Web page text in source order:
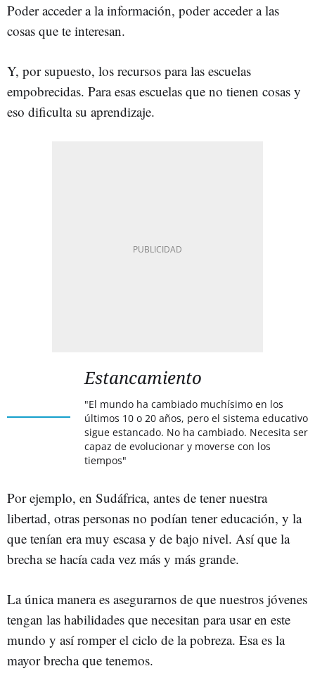
Poder acceder a la información, poder acceder a las
cosas que te interesan.
Y, por supuesto, los recursos para las escuelas
empobrecidas. Para esas escuelas que no tienen cosas y
eso dificulta su aprendizaje.
Estancamiento
"El mundo ha cambiado muchísimo en los
últimos 10 o 20 años, pero el sistema educativo
sigue estancado. No ha cambiado. Necesita ser
capaz de evolucionar y moverse con los
tiempos"
Por ejemplo, en Sudáfrica, antes de tener nuestra
libertad, otras personas no podían tener educación, y la
que tenían era muy escasa y de bajo nivel. Así que la
brecha se hacía cada vez más y más grande.
La única manera es asegurarnos de que nuestros jóvenes
tengan las habilidades que necesitan para usar en este
mundo y así romper el ciclo de la pobreza. Esa es la
mayor brecha que tenemos.